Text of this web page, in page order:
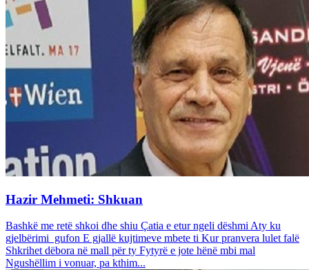
Hazir Mehmeti: Shkuan
Bashkë me retë shkoi dhe shiu Çatia e etur ngeli dëshmi Aty ku
gjelbërimi gufon E gjallë kujtimeve mbete ti Kur pranvera lulet falë
Shkrihet dëbora në mall për ty Fytyrë e jote hënë mbi mal
Ngushëllim i vonuar, pa kthim...